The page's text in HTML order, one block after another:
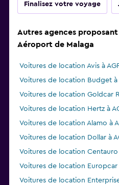
Finalisez votre voyage
Autres agences
Aéroport de Malaga
Voitures de location Avis à
Voitures de location Budget à
Voitures de location Goldcar
Voitures de location Hertz à
Voitures de location Alamo à
Voitures de location Dollar à
Voitures de location Centauro
Voitures de location Europcar
Voitures de location